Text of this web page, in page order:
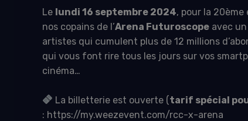
Le lundi 16 septembre 2024, pour la 20ème
nos copains de l’Arena Futuroscope avec
artistes qui cumulent plus de 12 millions
qui vous font rire tous les jours sur vos
cinéma…
La billetterie est ouverte (tarif spécial
: https://my.weezevent.com/rcc-x-arena